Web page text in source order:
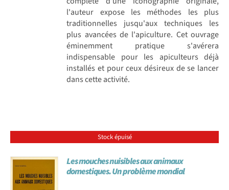
l'auteur expose les méthodes les plus
traditionnelles jusqu'aux techniques les
plus avancées de l'apiculture. Cet ouvrage
éminemment pratique s'avérera
indispensable pour les apiculteurs déjà
installés et pour ceux désireux de se lancer
dans cette activité.
Stock épuisé
Les mouches nuisibles aux animaux
domestiques. Un problème mondial